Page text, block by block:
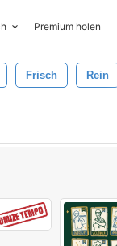
Premium holen
Frisch Rein